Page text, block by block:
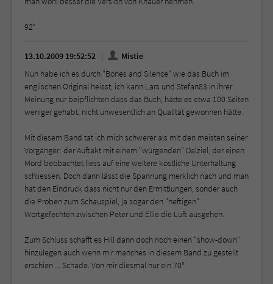
92°
13.10.2009 19:52:52
Mistie
Nun habe ich es durch "Bones and Silence" wie das Buch im
englischen Original heisst; ich kann Lars und Stefan83 in ihrer
Meinung nur beipflichten dass das Buch, hätte es etwa 100 Seiten
weniger gehabt, nicht unwesentlich an Qualität gewonnen hätte.
Mit diesem Band tat ich mich schwerer als mit den meisten seiner
Vorgänger: der Auftakt mit einem "würgenden" Dalziel, der einen
Mord beobachtet liess auf eine weitere köstliche Unterhaltung
schliessen. Doch dann lässt die Spannung merklich nach und man
hat den Eindruck dass nicht nur den Ermittlungen, sonder auch
die Proben zum Schauspiel, ja sogar den "heftigen"
Wortgefechten zwischen Peter und Ellie die Luft ausgehen.
Zum Schluss schafft es Hill dann doch noch einen "show-down"
hinzulegen auch wenn mir manches in diesem Band zu gestellt
erschien ... Schade. Von mir diesmal nur ein 70°